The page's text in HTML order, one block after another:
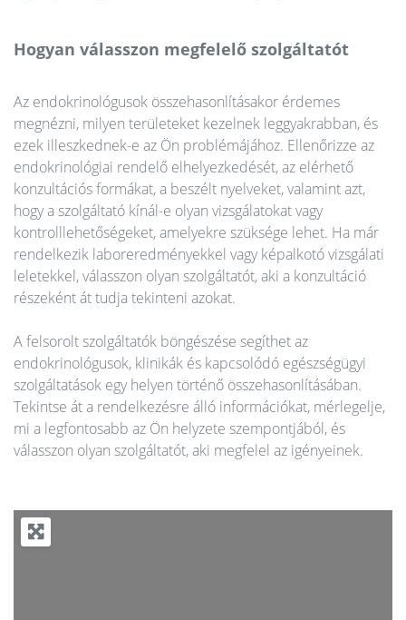
Hogyan válasszon megfelelő szolgáltatót
Az endokrinológusok összehasonlításakor érdemes
megnézni, milyen területeket kezelnek leggyakrabban, és
ezek illeszkednek-e az Ön problémájához. Ellenőrizze az
endokrinológiai rendelő elhelyezkedését, az elérhető
konzultációs formákat, a beszélt nyelveket, valamint azt,
hogy a szolgáltató kínál-e olyan vizsgálatokat vagy
kontrolllehetőségeket, amelyekre szüksége lehet. Ha már
rendelkezik laboreredményekkel vagy képalkotó vizsgálati
leletekkel, válasszon olyan szolgáltatót, aki a konzultáció
részeként át tudja tekinteni azokat.
A felsorolt szolgáltatók böngészése segíthet az
endokrinológusok, klinikák és kapcsolódó egészségügyi
szolgáltatások egy helyen történő összehasonlításában.
Tekintse át a rendelkezésre álló információkat, mérlegelje,
mi a legfontosabb az Ön helyzete szempontjából, és
válasszon olyan szolgáltatót, aki megfelel az igényeinek.